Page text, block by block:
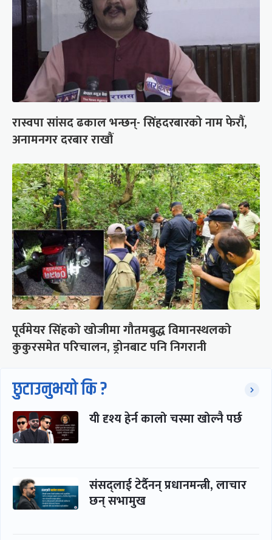
रास्वपा सांसद ढकाल भन्छन्- सिंहदरबारको नाम फेरौं,
अनामनगर दरबार राखौं
पूर्वमेयर सिंहको खोजीमा गौतमबुद्ध विमानस्थलको
कुकुरसमेत परिचालन, ड्रोनबाट पनि निगरानी
छुटाउनुभयो कि ?
यी दृश्य हेर्न कालो चस्मा खोल्नै पर्छ
संसद्लाई टेर्दैनन् प्रधानमन्त्री, लाचार
छन् सभामुख